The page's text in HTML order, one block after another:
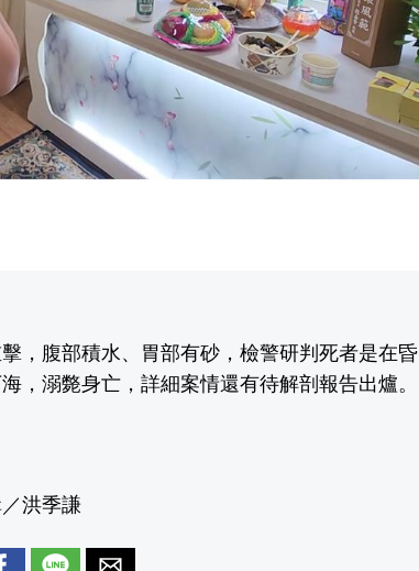
，腹部積水、胃部有砂，檢警研判死者是在昏
，溺斃身亡，詳細案情還有待解剖報告出爐。
洪季謙